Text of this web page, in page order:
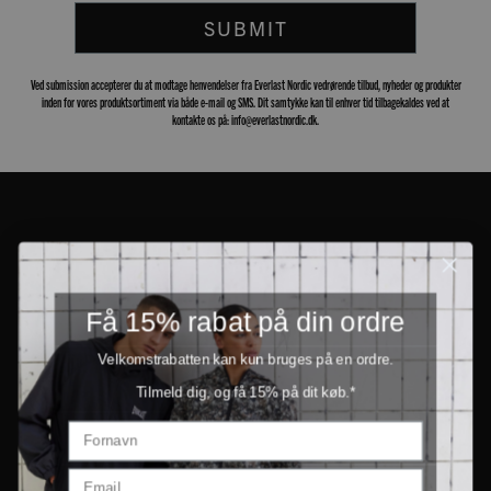
SUBMIT
Ved submission accepterer du at modtage henvendelser fra Everlast Nordic vedrørende tilbud, nyheder og produkter
inden for vores produktsortiment via både e-mail og SMS. Dit samtykke kan til enhver tid tilbagekaldes ved at
kontakte os på: info@everlastnordic.dk.
PRODUCTS
Få 15% rabat på din ordre
Velkomstrabatten kan kun bruges på en ordre.
Tilmeld dig, og få 15% på dit køb.*